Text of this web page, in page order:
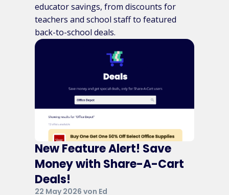
educator savings, from discounts for
teachers and school staff to featured
back-to-school deals.
New Feature Alert! Save
Money with Share-A-Cart
Deals!
22 May 2026 von Ed